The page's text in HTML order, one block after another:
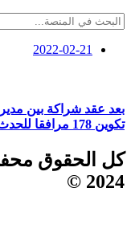
2022-02-21
بعد عقد شراكة بين
تكوين 178 مرافقا للحدث الدولي بوهران
كل الحقوق
2024 ©